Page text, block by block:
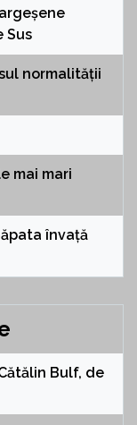
Sus
normalității
mai mari
învață
Bulf, de